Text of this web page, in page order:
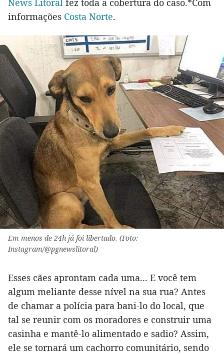
News Litoral fez toda a cobertura do caso.*Com
informações Costa Norte.
Em menos de 24h já foi libertado. (Foto:
Instagram/@pgnewslitoral)
Esses cães aprontam cada uma... E você tem
algum meliante desse nível na sua rua? Antes
de chamar a polícia para bani-lo do local, que
tal se reunir com os moradores e construir uma
casinha e mantê-lo alimentado e sadio? Assim,
ele se tornará um cachorro comunitário, sendo